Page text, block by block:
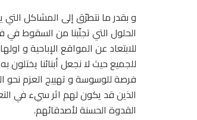
و بقدر ما نتطرّق إلى المشاكل التي
الحلول التي تجنّبنا من السقوط في
للابتعاد عن المواقع الإباحية و
للجميع حيث لا نجعل أبنائنا
فرصة للوسوسة و تهييج العزم نحو
الذين قد يكون لهم اثر سيء في
القدوة الحسنة لأصدقائهم.